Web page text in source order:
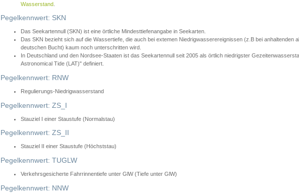
Wasserstand
Pegelkennwert: SKN
Das Seekartennull (SKN) ist eine örtliche Mindesttiefenangabe in Seekarten.
Das SKN bezieht sich auf die Wassertiefe, die auch bei extemen Niedrigwasserereignissen (z.B bei anhaltenden
deutschen Bucht) kaum noch unterschritten wird.
In Deutschland und den Nordsee-Staaten ist das Seekartennull seit 2005 als örtlich niedrigster
Astronomical Tide (LAT)" definiert.
Pegelkennwert: RNW
Regulierungs-Niedrigwasserstand
Pegelkennwert: ZS_I
Stauziel I einer Staustufe (Normalstau)
Pegelkennwert: ZS_II
Stauziel II einer Staustufe (Höchststau)
Pegelkennwert: TUGLW
Verkehrsgesicherte Fahrrinnentiefe unter GlW (Tiefe unter GlW)
Pegelkennwert: NNW